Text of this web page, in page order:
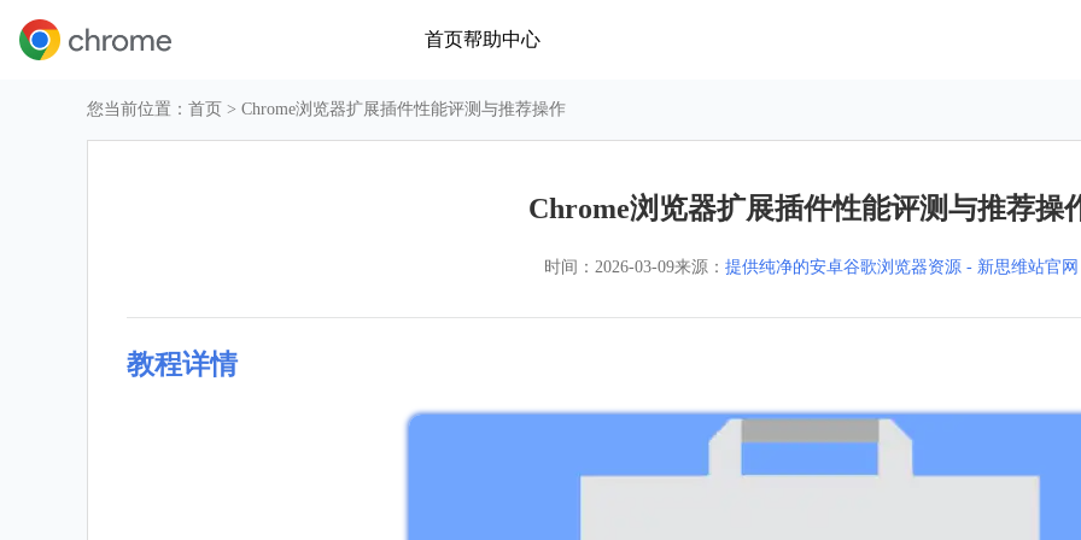
首页帮助中心
您当前位置： 首页 > Chrome浏览器扩展插件性能评测与推荐操作
Chrome浏览器扩展插件性能评测与推荐操
时间： 2026-03-09来源： 提供纯净的安卓谷歌浏览器资源 - 新思维站官网
教程详情